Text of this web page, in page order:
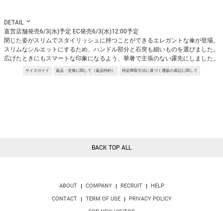
DETAIL
直営店舗発売6/3(水)予定 EC発売6/3(水)12:00予定
閉じた姿がスリムでスタイリッシュに持つことができるエレガントな傘が登場。
スリムなシルエットにするため、ハンドル部分と石突も細いものを選びました。
広げたときにもスマートな印象になるよう、華奢で主張のない露先にしました。
※サンプルを使用して撮影しております。実際の商品と仕様が異なる場合がござ
サイズガイド 返品・交換に関して（返品特約） 特定商取引法に基づく通販の表記に関して
BACK TOP ALL
ABOUT COMPANY RECRUIT
HELP
CONTACT
TERM OF USE
PRIVACY POLICY